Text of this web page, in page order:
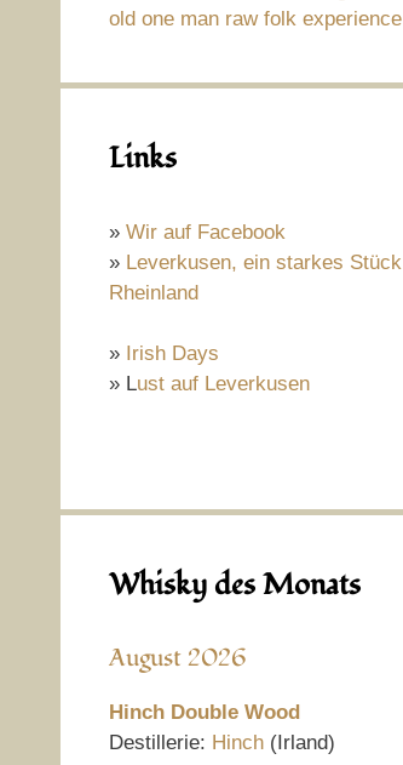
old one man raw folk experience
Links
» Wir auf Facebook
» Leverkusen, ein starkes Stück
Rheinland
» Irish Days
» Lust auf Leverkusen
Whisky des Monats
August 2026
Hinch Double Wood
Destillerie: Hinch (Irland)